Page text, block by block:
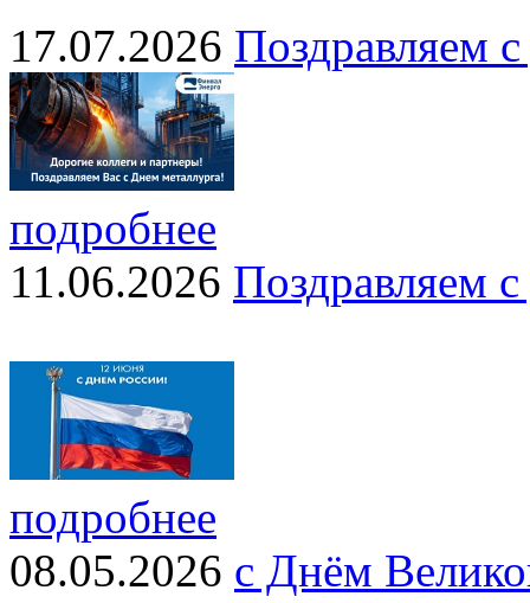
17.07.2026 Поздравляем
подробнее
11.06.2026 Поздравляем
подробнее
08.05.2026 с Днём